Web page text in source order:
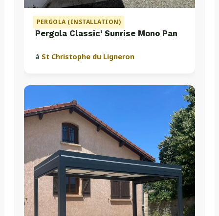
PERGOLA (INSTALLATION)
Pergola Classic' Sunrise Mono Pan
à St Christophe du Ligneron